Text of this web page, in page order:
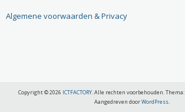
Algemene voorwaarden & Privacy
Copyright © 2026 ICTFACTORY. Alle rechten voorbehouden. Thema:
Aangedreven doorWordPress.